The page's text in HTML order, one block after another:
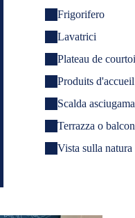
Frigorifero
Lavatrici
Plateau de
Produits d'accueil
Scalda
Terrazza o
Vista sulla natura